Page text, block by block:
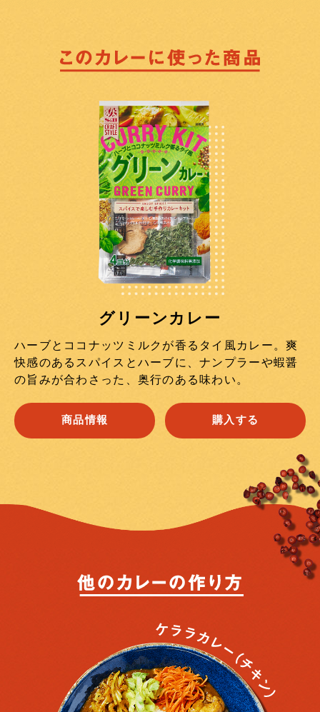
グリーンカレー
ハーブとココナッツミルクが香るタイ風カレー。爽
快感のあるスパイスとハーブに、ナンプラーや蝦醤
の旨みが合わさった、奥行のある味わい。
商品情報 購入する